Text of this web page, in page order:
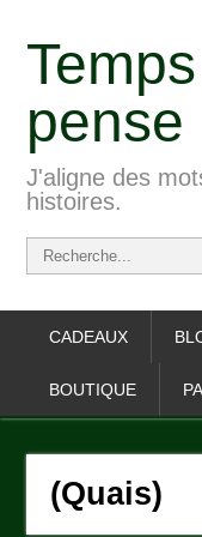
pense
J'aligne des
histoires.
CADEAUX
BOUTIQUE
(Quais)